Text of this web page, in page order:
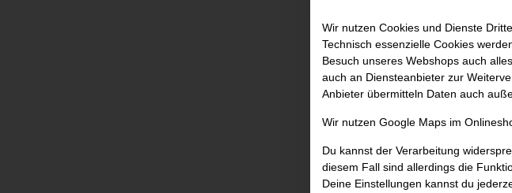
Wir nutzen Cookies und Dienste
Technisch essenzielle Cookies
Besuch unseres Webshops auch
auch an Diensteanbieter zur
Anbieter übermitteln Daten auch
Wir nutzen Google Maps im
Du kannst der Verarbeitung
diesem Fall sind allerdings die
Deine Einstellungen kannst du